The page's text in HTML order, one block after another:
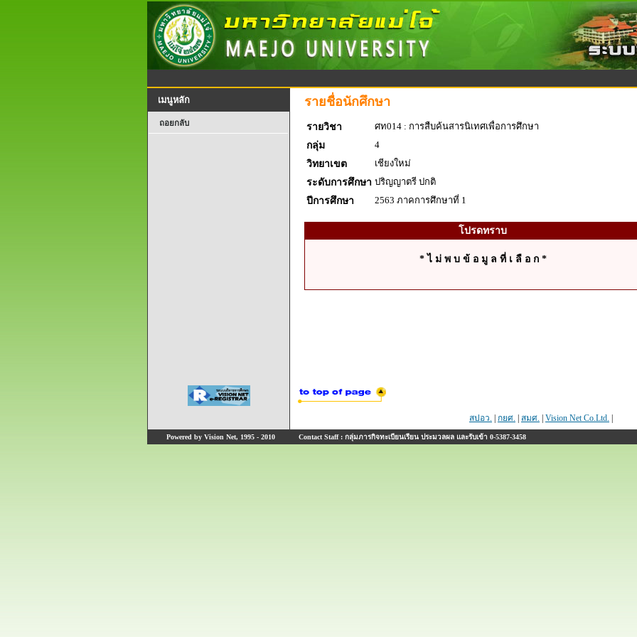
เมนูหลัก
ถอยกลับ
รายชื่อนักศึกษา
รายวิชา
ศท014 : การสืบค้นสารนิเทศเพื่อการศึกษา
กลุ่ม
4
วิทยาเขต
เชียงใหม่
ระดับการศึกษา ปริญญาตรี ปกติ
ปีการศึกษา
2563 ภาคการศึกษาที่ 1
โปรดทราบ
* ไ ม่ พ บ ข้ อ มู ล ที่ เ ลื อ ก *
สปอว. กยศ. สมศ. Vision Net Co.Ltd.
Powered by Vision Net, 1995 - 2010 Contact Staff : กลุ่มภารกิจทะเบียนเรียน ประมวลผล และรับเข้า 0-5387-3458